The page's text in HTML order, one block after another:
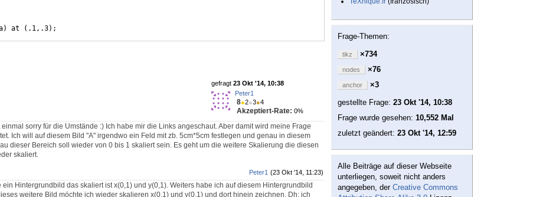
) at ( .1,.3) ;
gefragt 23 Okt '14, 10:38
Peter1
8●2●3●4
Akzeptiert-Rate: 0%
einmal sorry für die Umstände :) Ich habe mir die Links angeschaut. Aber damit wird meine Frage
Ich will auf diesem Bild "A" irgendwo ein Feld mit zb. 5cm*5cm festlegen und genau in diesem
dieser Bereich soll wieder von 0 bis 1 skaliert sein. Es geht um die weitere Skalierung die diesen
skaliert.
(23 Okt '14, 11:23)
Peter1
ein Hintergrundbild das skaliert ist x(0,1) und y(0,1). Weiters habe ich auf diesem Hintergrundbild
weitere Bild möchte ich wieder skalieren x(0,1) und y(0,1) und dort hinein zeichnen. Dh: ich
Frage-Themen:
tikz ×734
nodes ×76
anchor
×3
gestellte Frage: 23 Okt '14, 10:38
Frage wurde gesehen: 10,552 Mal
zuletzt geändert: 23 Okt '14, 12:59
Alle Beiträge auf dieser Webseite
unterliegen, soweit nicht anders
angegeben, der Creative Commons